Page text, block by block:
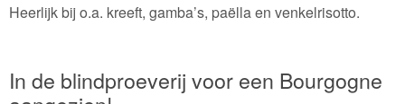
Heerlijk bij o.a. kreeft, gamba’s, paëlla en venkelrisotto.
In de blindproeverij voor een Bourgogne